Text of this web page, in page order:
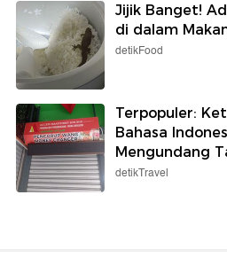
Jijik Banget!
di dalam
detikFood
Terpopuler:
Bahasa
Mengundang
detikTravel